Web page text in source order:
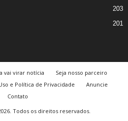
203
201
vai virar notícia
Seja nosso parceiro
e Política de Privacidade
Anuncie
Contato
Todos os direitos reservados.